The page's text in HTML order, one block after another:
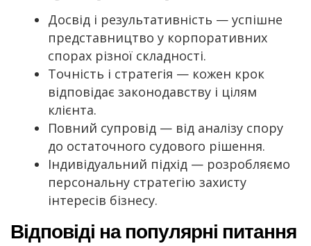
Досвід і результативність — успішне
представництво у корпоративних
спорах різної складності.
Точність і стратегія — кожен крок
відповідає законодавству і цілям
клієнта.
Повний супровід — від аналізу спору
до остаточного судового рішення.
Індивідуальний підхід — розробляємо
персональну стратегію захисту
інтересів бізнесу.
Відповіді на популярні питання